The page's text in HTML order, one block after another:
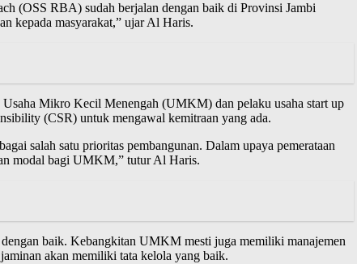
(OSS RBA) sudah berjalan dengan baik di Provinsi Jambi
kepada masyarakat,” ujar Al Haris.
Mikro Kecil Menengah (UMKM) dan pelaku usaha start up
(CSR) untuk mengawal kemitraan yang ada.
salah satu prioritas pembangunan. Dalam upaya pemerataan
modal bagi UMKM,” tutur Al Haris.
baik. Kebangkitan UMKM mesti juga memiliki manajemen
akan memiliki tata kelola yang baik.